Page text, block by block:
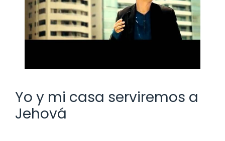
Yo y mi casa serviremos a
Jehová